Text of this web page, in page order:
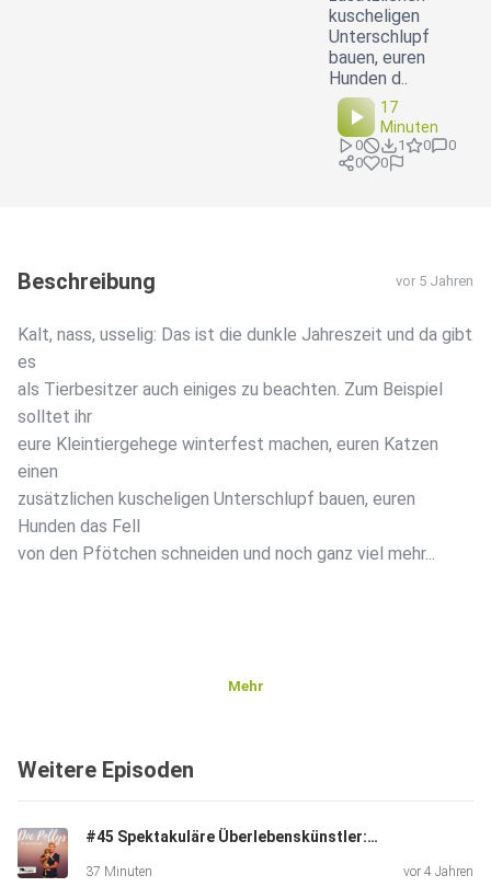
kuscheligen
Unterschlupf
bauen, euren
Hunden d..
17
Minuten
0 1 0
0
0
0
Beschreibung vor 5 Jahren
Kalt, nass, usselig: Das ist die dunkle Jahreszeit und da gibt
es
als Tierbesitzer auch einiges zu beachten. Zum Beispiel
solltet ihr
eure Kleintiergehege winterfest machen, euren Katzen
einen
zusätzlichen kuscheligen Unterschlupf bauen, euren
Hunden das Fell
von den Pfötchen schneiden und noch ganz viel mehr...
Mehr
Weitere Episoden
#45 Spektakuläre Überlebenskünstler: Reptilien
37 Minuten vor 4 Jahren